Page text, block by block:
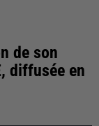
de son
diffusée en